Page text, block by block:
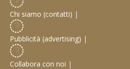
Chi siamo (contatti) |
Pubblicità (advertising) |
Collabora con noi |